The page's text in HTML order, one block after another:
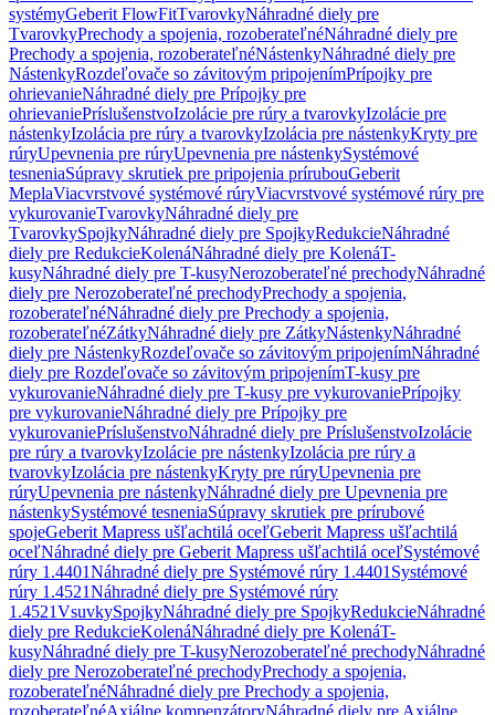
systémyGeberit FlowFitTvarovkyNáhradné diely pre
TvarovkyPrechody a spojenia, rozoberateľnéNáhradné diely pre
Prechody a spojenia, rozoberateľnéNástenkyNáhradné diely pre
NástenkyRozdeľovače so závitovým pripojenímPrípojky pre
ohrievanieNáhradné diely pre Prípojky pre
ohrievaniePríslušenstvoIzolácie pre rúry a tvarovkyIzolácie pre
nástenkyIzolácia pre rúry a tvarovkyIzolácia pre nástenkyKryty pre
rúryUpevnenia pre rúryUpevnenia pre nástenkySystémové
tesneniaSúpravy skrutiek pre pripojenia prírubouGeberit
MeplaViacvrstvové systémové rúryViacvrstvové systémové rúry pre
vykurovanieTvarovkyNáhradné diely pre
TvarovkySpojkyNáhradné diely pre SpojkyRedukcieNáhradné
diely pre RedukcieKolenáNáhradné diely pre KolenáT-
kusyNáhradné diely pre T-kusyNerozoberateľné prechodyNáhradné
diely pre Nerozoberateľné prechodyPrechody a spojenia,
rozoberateľnéNáhradné diely pre Prechody a spojenia,
rozoberateľnéZátkyNáhradné diely pre ZátkyNástenkyNáhradné
diely pre NástenkyRozdeľovače so závitovým pripojenímNáhradné
diely pre Rozdeľovače so závitovým pripojenímT-kusy pre
vykurovanieNáhradné diely pre T-kusy pre vykurovaniePrípojky
pre vykurovanieNáhradné diely pre Prípojky pre
vykurovaniePríslušenstvoNáhradné diely pre PríslušenstvoIzolácie
pre rúry a tvarovkyIzolácie pre nástenkyIzolácia pre rúry a
tvarovkyIzolácia pre nástenkyKryty pre rúryUpevnenia pre
rúryUpevnenia pre nástenkyNáhradné diely pre Upevnenia pre
nástenkySystémové tesneniaSúpravy skrutiek pre prírubové
spojeGeberit Mapress ušľachtilá oceľGeberit Mapress ušľachtilá
oceľNáhradné diely pre Geberit Mapress ušľachtilá oceľSystémové
rúry 1.4401Náhradné diely pre Systémové rúry 1.4401 Systémové
rúry 1.4521Náhradné diely pre Systémové rúry
1.4521VsuvkySpojkyNáhradné diely pre SpojkyRedukcieNáhradné
diely pre RedukcieKolenáNáhradné diely pre KolenáT-
kusyNáhradné diely pre T-kusyNerozoberateľné prechodyNáhradné
diely pre Nerozoberateľné prechodyPrechody a spojenia,
rozoberateľnéNáhradné diely pre Prechody a spojenia,
rozoberateľnéAxiálne kompenzátoryNáhradné diely pre Axiálne